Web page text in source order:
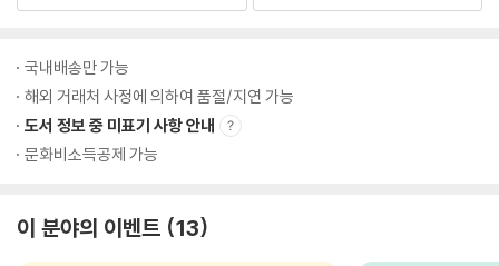
국내배송만 가능
해외 거래처 사정에 의하여 품절/지연 가능
도서 정보 중 미표기 사항 안내
문화비소득공제 가능
이 분야의 이벤트 13